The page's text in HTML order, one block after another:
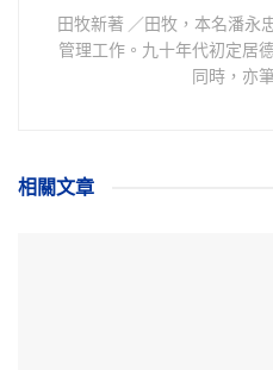
田牧新著 ／田牧，本名潘永
管理工作。九十年代初定居
同時，亦
相關文章